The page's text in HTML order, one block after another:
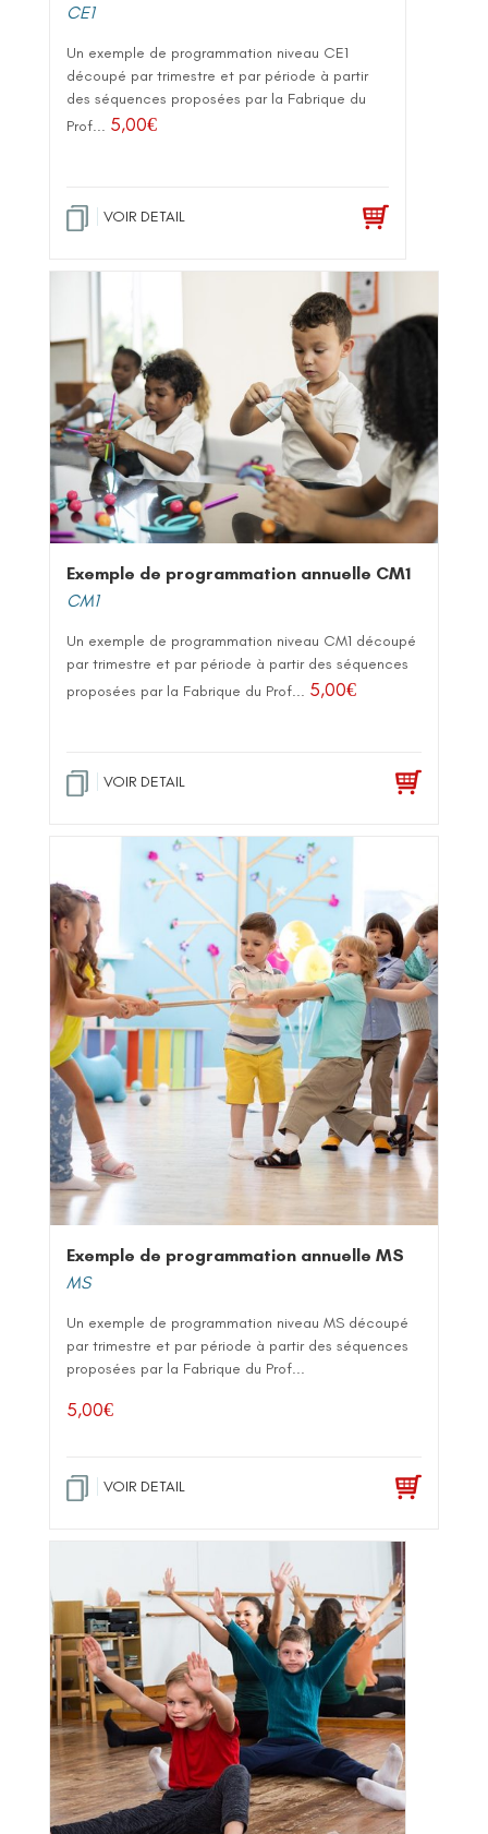
CE1
Un exemple de programmation niveau CE1
découpé par trimestre et par période à partir
des séquences proposées par la Fabrique du
Prof... 5,00€
VOIR DETAIL
Exemple de programmation annuelle CM1
CM1
Un exemple de programmation niveau CM1 découpé
par trimestre et par période à partir des séquences
proposées par la Fabrique du Prof... 5,00€
VOIR DETAIL
Exemple de programmation annuelle MS
MS
Un exemple de programmation niveau MS découpé
par trimestre et par période à partir des séquences
proposées par la Fabrique du Prof...
5,00€
VOIR DETAIL